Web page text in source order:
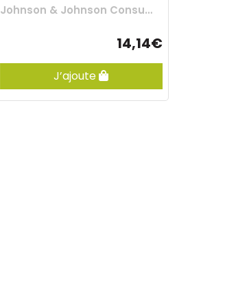
Johnson & Johnson Consumer Otc
14,14€
J’ajoute